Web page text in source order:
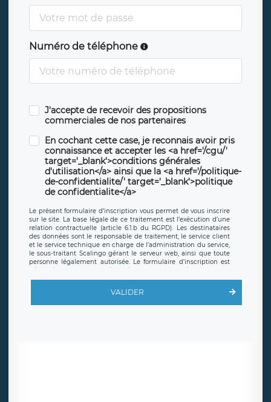
Numéro de téléphone
J'accepte de recevoir des propositions
commerciales de nos partenaires
En cochant cette case, je reconnais avoir pris
connaissance et accepter les <a href='/cgu/'
target='_blank'>conditions générales
d'utilisation</a> ainsi que la <a href='/politique-
de-confidentialite/' target='_blank'>politique
de confidentialite</a>
Le présent formulaire d’inscription vous permet de vous inscrire
sur le site. La base légale de ce traitement est l’exécution d’une
relation contractuelle (article 6.1.b du RGPD). Les destinataires
des données sont le responsable de traitement, le service client
et le service technique en charge de l’administration du service,
le sous-traitant Scalingo gérant le serveur web, ainsi que toute
personne légalement autorisée. Le formulaire d’inscription est
offrant desclauses de protection conformes au RGPD. Les
en sollicite la suppression, étant entendu que vous pouvez
demander la suppression de vos données et retirer votre
VALIDER